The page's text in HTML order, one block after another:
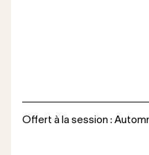
Offert à la session :